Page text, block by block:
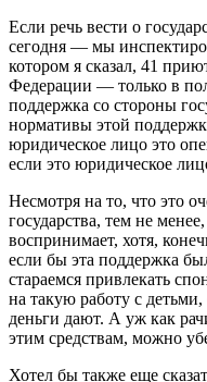
Если речь вести о
сегодня — мы
котором я сказал, 41
Федерации — только в
поддержка со стороны
нормативы этой
юридическое лицо это
если это юридическое
Несмотря на то, что это
государства, тем не
воспринимает, хотя,
если бы эта поддержка
стараемся привлекать
на такую работу с
деньги дают. А уж как
этим средствам, можно
Хотел бы также еще